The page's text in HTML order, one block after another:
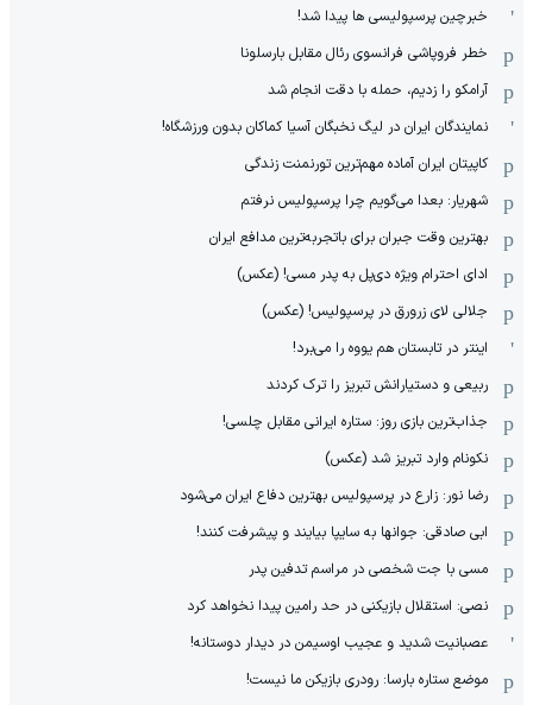
خبرچین پرسپولیسی ها پیدا شد!
خطر فروپاشی فرانسوی رئال مقابل بارسلونا
آرامکو را زدیم، حمله با دقت انجام شد
نمایندگان ایران در لیگ نخبگان آسیا کماکان بدون ورزشگاه!
کاپیتان ایران آماده مهم‌ترین تورنمنت زندگی
شهریار: بعدا می‌گویم چرا پرسپولیس نرفتم
بهترین وقت جبران برای باتجربه‌ترین مدافع ایران
ادای احترام ویژه دی‌پل به پدر مسی! (عکس)
جلالی لای زرورق در پرسپولیس! (عکس)
اینتر در تابستان هم یووه را می‌برد!
ربیعی و دستیارانش تبریز را ترک کردند
جذاب‌ترین بازی روز: ستاره ایرانی مقابل چلسی!
نکونام وارد تبریز شد (عکس)
رضا نور: زارع در پرسپولیس بهترین دفاع ایران می‌شود
ابی صادقی: جوانها به سایپا بیایند و پیشرفت کنند!
مسی با جت شخصی در مراسم تدفین پدر
نصی: استقلال بازیکنی در حد رامین پیدا نخواهد کرد
عصبانیت شدید و عجیب اوسیمن در دیدار دوستانه!
موضع ستاره بارسا: رودری بازیکن ما نیست!